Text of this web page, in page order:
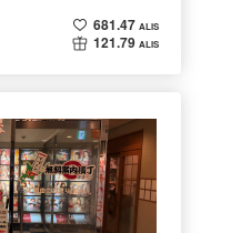
681.47 ALIS
121.79 ALIS